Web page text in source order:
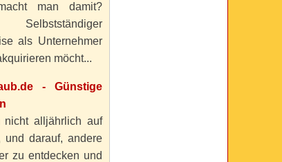
man damit?
als Unternehmer
möcht...
- Günstige
nicht alljährlich auf
und darauf, andere
zu entdecken und